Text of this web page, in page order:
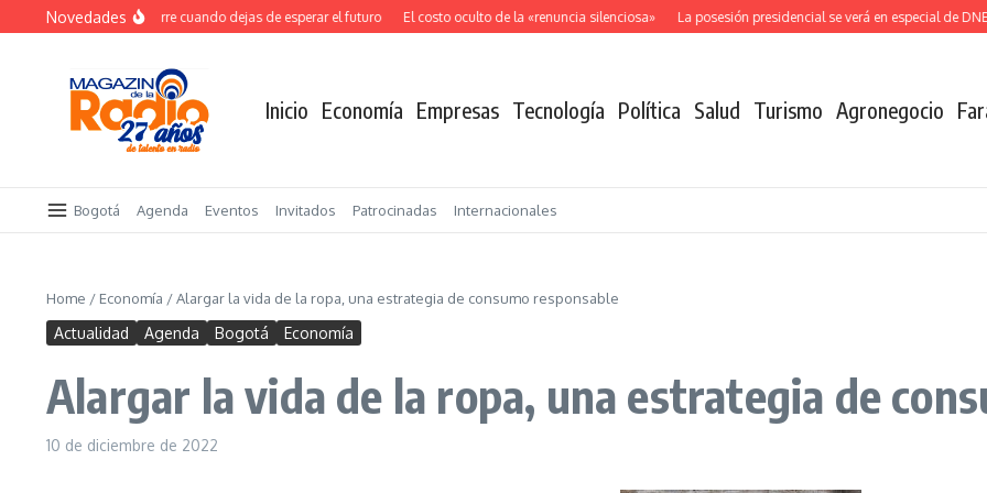
Saltar al contenido
Novedades
El verdadero salto ocurre cuando dejas de esperar el futuro El costo oculto de la «renuncia silenciosa» La posesión presidencial se verá en especial de DNEWS
Inicio Economía Empresas Tecnología Política Salud Turismo Agronegocio
Bogotá Agenda Eventos Invitados Patrocinadas Internacionales
Home / Economía /Alargar la vida de la ropa, una estrategia de consumo responsable
Actualidad Agenda Bogotá Economía
Alargar la vida de la ropa, una estrategia de
10 de diciembre de 2022